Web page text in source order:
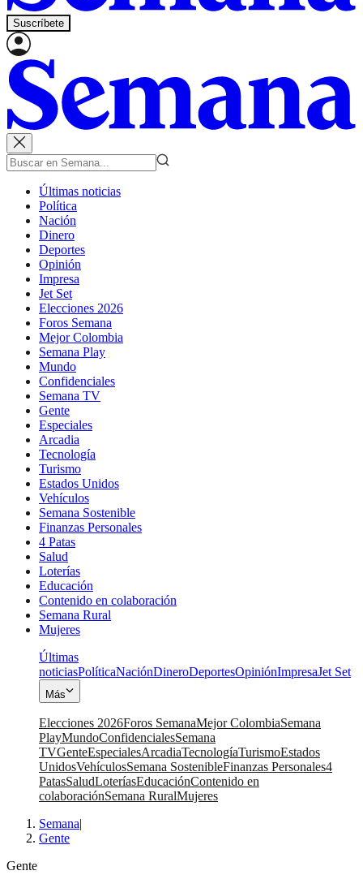
Suscríbete
Últimas noticias
Política
Nación
Dinero
Deportes
Opinión
Impresa
Jet Set
Elecciones 2026
Foros Semana
Mejor Colombia
Semana Play
Mundo
Confidenciales
Semana TV
Gente
Especiales
Arcadia
Tecnología
Turismo
Estados Unidos
Vehículos
Semana Sostenible
Finanzas Personales
4 Patas
Salud
Loterías
Educación
Contenido en colaboración
Semana Rural
Mujeres
Últimas
noticiasPolíticaNaciónDineroDeportesOpiniónImpresaJet Set
Más
Elecciones 2026Foros SemanaMejor ColombiaSemana
PlayMundoConfidencialesSemana
TVGenteEspecialesArcadiaTecnologíaTurismoEstados
UnidosVehículosSemana SostenibleFinanzas Personales4
PatasSaludLoteríasEducaciónContenido en
colaboraciónSemana RuralMujeres
Semana|
Gente
Gente